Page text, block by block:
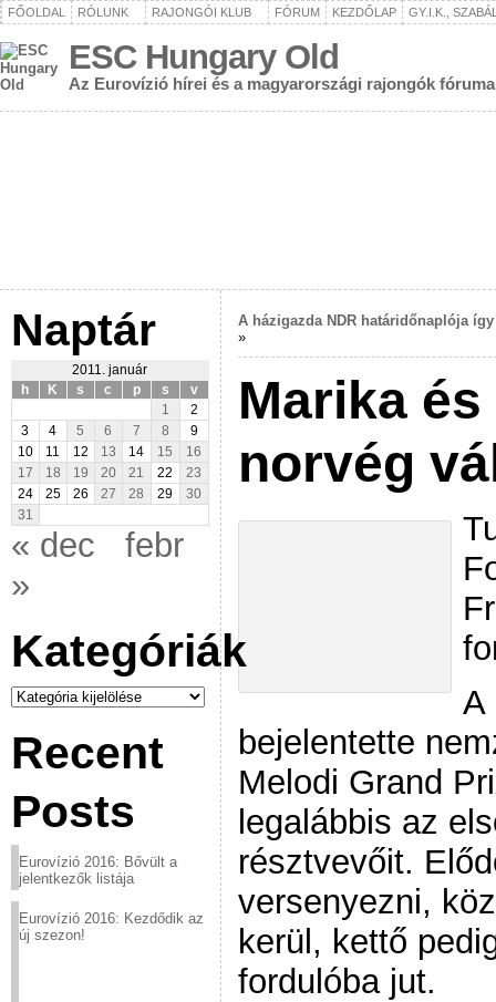
FŐOLDAL RÓLUNK RAJONGÓI KLUB FÓRUM KEZDŐLAP GY.I.K.,
ESC Hungary Old
Az Eurovízió hírei és a magyarországi rajongók fóruma
Naptár
2011. január
h
K s c p s
v
1
2
3
4 5 6 7 8
9
10
11 12 13 14 15
16
17
18 19 20 21 22
23
24
25 26 27 28 29
30
31
« dec
febr
»
Kategóriák
Kategóriák
Recent
Posts
Eurovízió 2016: Bővült a
jelentkezők listája
Eurovízió 2016: Kezdődik az
új szezon!
A házigazda NDR határidőnaplója
»
Marika
norvég
A
bejelentette
Melodi Grand
legalábbis az
résztvevőit.
versenyezni,
kerül, kettő
fordulóba jut.